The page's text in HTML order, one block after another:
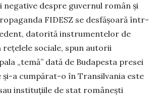
despre guvernul român și
FIDESZ se desfă­șoa­ră într-
datorită ins­tru­mentelor de
so­ciale, spun autorii
„te­mă” dată de Budapesta presei
și-a cumpărat-o în Transilvania este
instituțiile de stat româ­nești